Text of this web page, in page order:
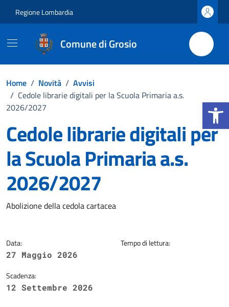
Apri la
Regione Lombardia
Comune di Grosio
Home / Novità / Avvisi
/ Cedole librarie digitali per la Scuola Primaria a.s.
2026/2027
Cedole librarie digitali per
la Scuola Primaria a.s.
2026/2027
Dettagli della notizia
Abolizione della cedola cartacea
Data:
27 Maggio 2026
Scadenza:
12 Settembre 2026
Tempo di lettura: